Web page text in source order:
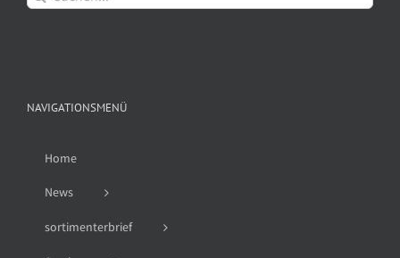
nach:
NAVIGATIONSMENÜ
Home
News
sortimenterbrief